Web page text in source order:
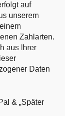
auf
unserem
Zahlarten.
aus Ihrer
Daten
& „Später